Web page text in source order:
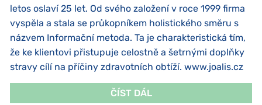
letos oslaví 25 let. Od svého založení v roce 1999 firma
vyspěla a stala se průkopníkem holistického směru s
názvem Informační metoda. Ta je charakteristická tím,
že ke klientovi přistupuje celostně a šetrnými doplňky
stravy cílí na příčiny zdravotních obtíží. www.joalis.cz
ČÍST DÁL